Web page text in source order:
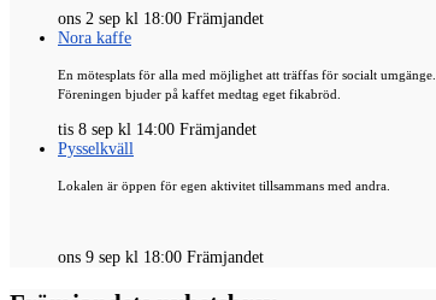
ons 2 sep kl 18:00 Främjandet
Nora kaffe
En mötesplats för alla med möjlighet att träffas för socialt umgänge.
Föreningen bjuder på kaffet medtag eget fikabröd.
tis 8 sep kl 14:00 Främjandet
Pysselkväll
Lokalen är öppen för egen aktivitet tillsammans med andra.
ons 9 sep kl 18:00 Främjandet